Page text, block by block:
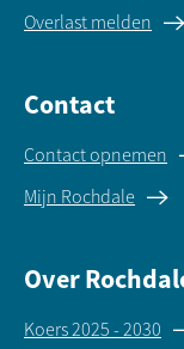
Overlast melden
Contact
Contact opnemen
Mijn Rochdale
Over
Koers 2025 - 2030